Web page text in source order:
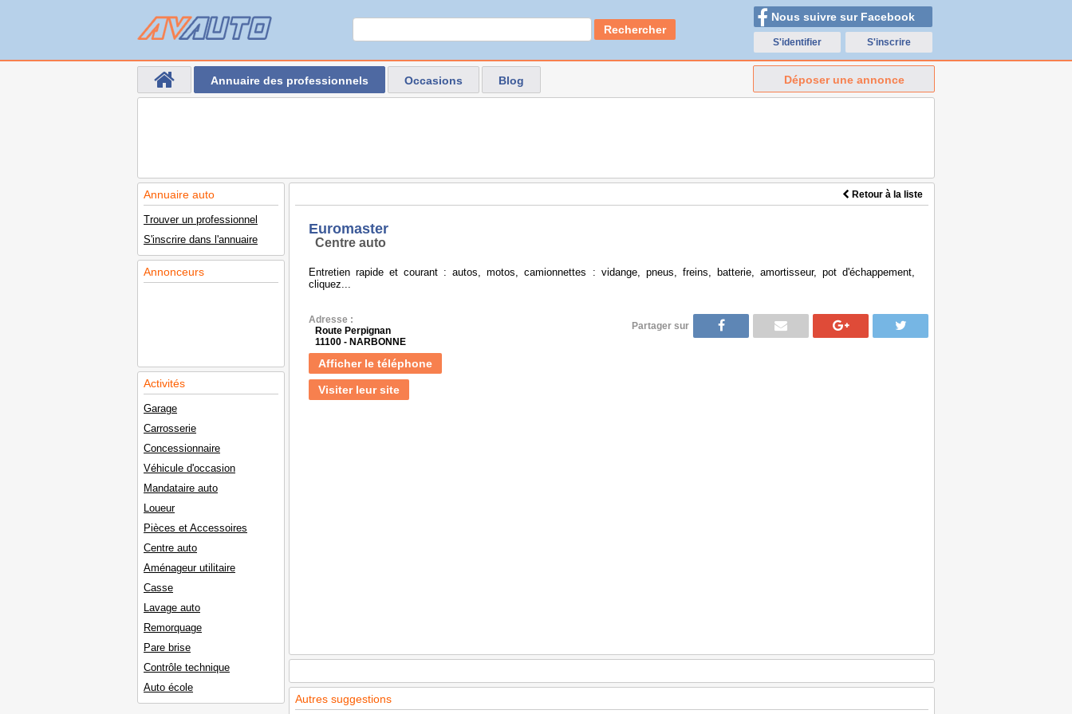
Rechercher
Nous suivre sur Facebook
S'identifier S'inscrire
Annuaire des professionnels Occasions Blog Déposer une annonce
Annuaire auto
Trouver un professionnel
S'inscrire dans l'annuaire
Annonceurs
Activités
Garage
Carrosserie
Concessionnaire
Véhicule d'occasion
Mandataire auto
Loueur
Pièces et Accessoires
Centre auto
Aménageur utilitaire
Casse
Lavage auto
Remorquage
Pare brise
Contrôle technique
Auto école
Retour à la liste
Euromaster
Centre auto
Entretien rapide et courant : autos, motos, camionnettes : vidange, pneus, freins, batterie, amortisseur, pot d'échappement,
cliquez...
Adresse :
Route Perpignan
11100 - NARBONNE
Afficher le téléphone
Visiter leur site
Partager sur
Autres suggestions